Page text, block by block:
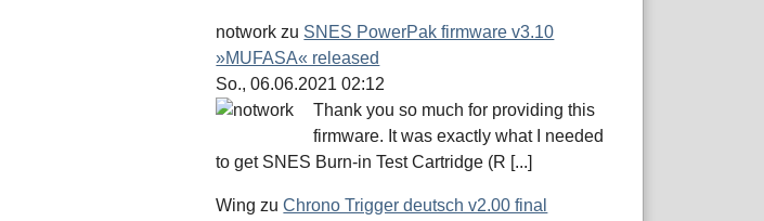
notwork zu SNES PowerPak firmware v3.10
»MUFASA« released
So., 06.06.2021 02:12
Thank you so much for providing this
firmware. It was exactly what I needed
to get SNES Burn-in Test Cartridge (R [...]
Wing zuChrono Trigger deutsch v2.00 final